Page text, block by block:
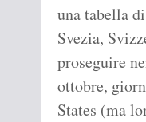
una tabella
Svezia,
proseguire
ottobre,
States (ma